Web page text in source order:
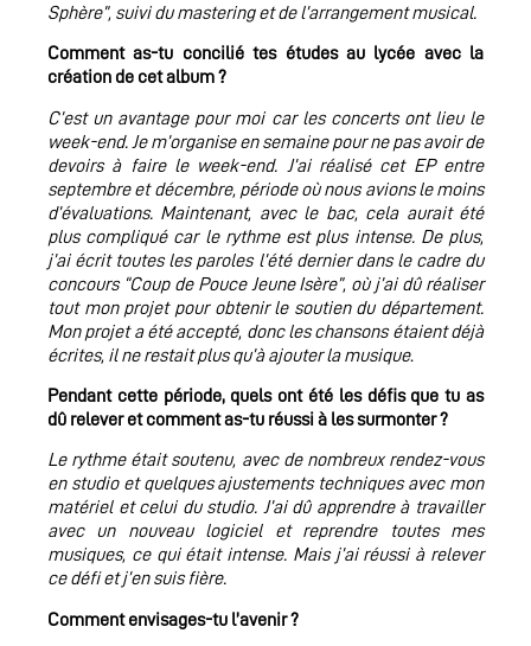
Sphère”, suivi du mastering et de l’arrangement musical.
Comment as-tu concilié tes études au lycée avec la
création de cet album ?
C’est un avantage pour moi car les concerts ont lieu le
week-end. Je m’organise en semaine pour ne pas avoir de
devoirs à faire le week-end. J’ai réalisé cet EP entre
septembre et décembre, période où nous avions le moins
d’évaluations. Maintenant, avec le bac, cela aurait été
plus compliqué car le rythme est plus intense. De plus,
j’ai écrit toutes les paroles l’été dernier dans le cadre du
concours “Coup de Pouce Jeune Isère”, où j’ai dû réaliser
tout mon projet pour obtenir le soutien du département.
Mon projet a été accepté, donc les chansons étaient déjà
écrites, il ne restait plus qu’à ajouter la musique.
Pendant cette période, quels ont été les défis que tu as
dû relever et comment as-tu réussi à les surmonter ?
Le rythme était soutenu, avec de nombreux rendez-vous
en studio et quelques ajustements techniques avec mon
matériel et celui du studio. J’ai dû apprendre à travailler
avec un nouveau logiciel et reprendre toutes mes
musiques, ce qui était intense. Mais j’ai réussi à relever
ce défi et j’en suis fière.
Comment envisages-tu l’avenir ?